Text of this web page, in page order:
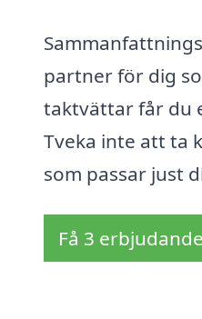
partner för dig
taktvättar får du
Tveka inte att ta
som passar just
Få 3